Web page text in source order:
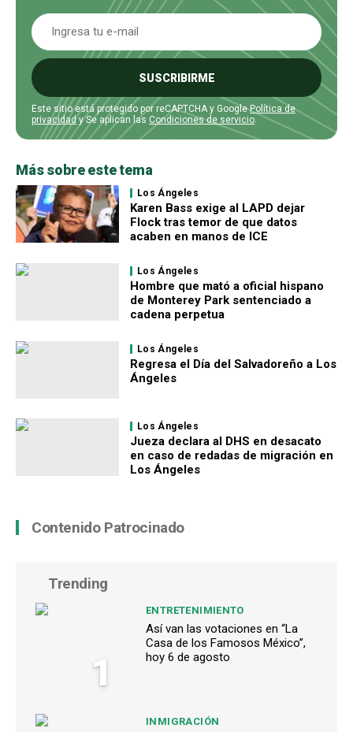
SUSCRIBIRME
Este sitio está protegido por reCAPTCHA y GooglePolítica de
privacidady Se aplican las Condiciones de servicio.
Más sobre este tema
Los Ángeles
Karen Bass exige al LAPD dejar
Flock tras temor de que datos
acaben en manos de ICE
Los Ángeles
Hombre que mató a oficial hispano
de Monterey Park sentenciado a
cadena perpetua
Los Ángeles
Regresa el Día del Salvadoreño a Los
Ángeles
Los Ángeles
Jueza declara al DHS en desacato
en caso de redadas de migración en
Los Ángeles
Contenido Patrocinado
Trending
1
ENTRETENIMIENTO
Así van las votaciones en “La
Casa de los Famosos México”,
hoy 6 de agosto
INMIGRACIÓN